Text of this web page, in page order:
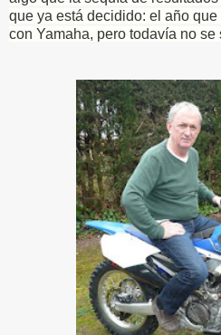
que ya está decidido: el año
con Yamaha, pero todavía no se